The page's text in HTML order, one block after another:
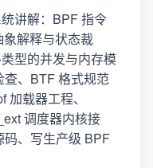
讲解：BPF 指令
解释与状态裁
型的并发与内存模
、BTF 格式规范
载器工程、
调度器内核接
码、写生产级 BPF